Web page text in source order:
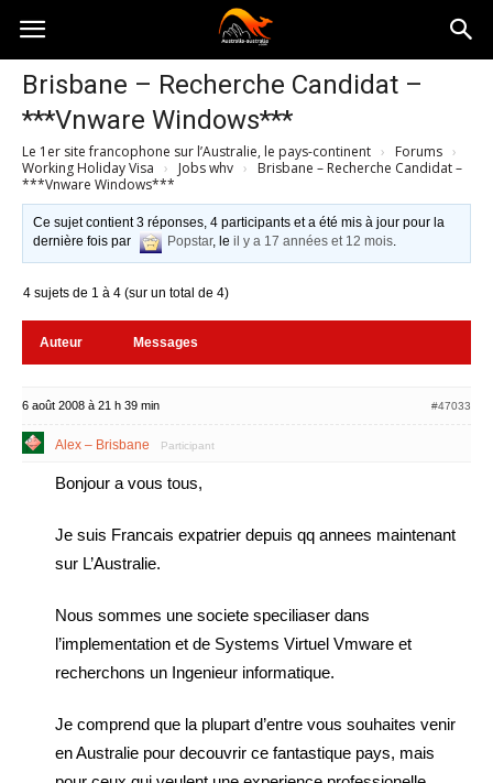
Australia-
australie.com
Brisbane – Recherche Candidat –
***Vnware Windows***
Le 1er site francophone sur l’Australie, le pays-continent › Forums ›
Working Holiday Visa › Jobs whv ›
Brisbane – Recherche Candidat –
***Vnware Windows***
Ce sujet contient 3 réponses, 4 participants et a été mis à jour pour la
dernière fois par
Popstar, leil y a 17 années et 12 mois.
4 sujets de 1 à 4 (sur un total de 4)
Auteur Messages
6 août 2008 à 21 h 39 min #47033
Alex – Brisbane Participant
Bonjour a vous tous,
Je suis Francais expatrier depuis qq annees maintenant
sur L’Australie.
Nous sommes une societe speciliaser dans
l’implementation et de Systems Virtuel Vmware et
recherchons un Ingenieur informatique.
Je comprend que la plupart d’entre vous souhaites venir
en Australie pour decouvrir ce fantastique pays, mais